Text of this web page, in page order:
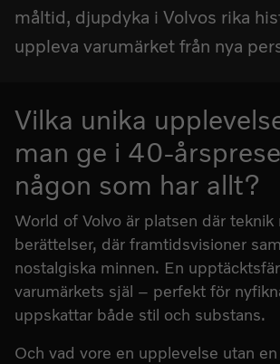
måltid, djupdyka i Volvos rika
uppleva varumärket från nya
Vilka unika
man ge i 40-
någon som har allt?
World of Volvo är platsen där teknik
berättelser, där framtidsvisioner
nostalgiska minnen. En
varumärkets själ – perfekt för
uppskattar både stil och substans.
Och vad vore en upplevelse utan